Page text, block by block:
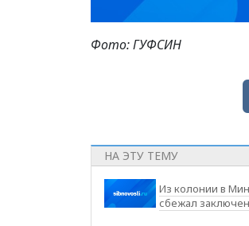
Фото: ГУФСИН
НА ЭТУ ТЕМУ
Из колонии в
сбежал